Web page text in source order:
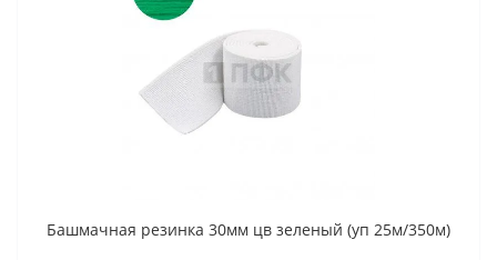
Башмачная резинка 30мм цв зеленый (уп 25м/350м)